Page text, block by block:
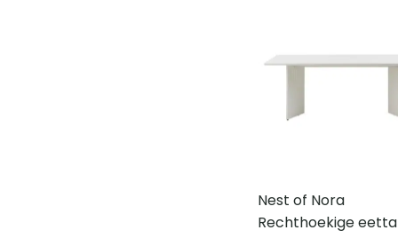
Nest of Nora
Rechthoekige